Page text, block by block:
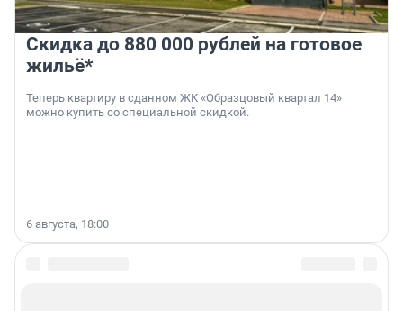
Скидка до 880 000 рублей на готовое
жильё*
Теперь квартиру в сданном ЖК «Образцовый квартал 14»
можно купить со специальной скидкой.
6 августа, 18:00